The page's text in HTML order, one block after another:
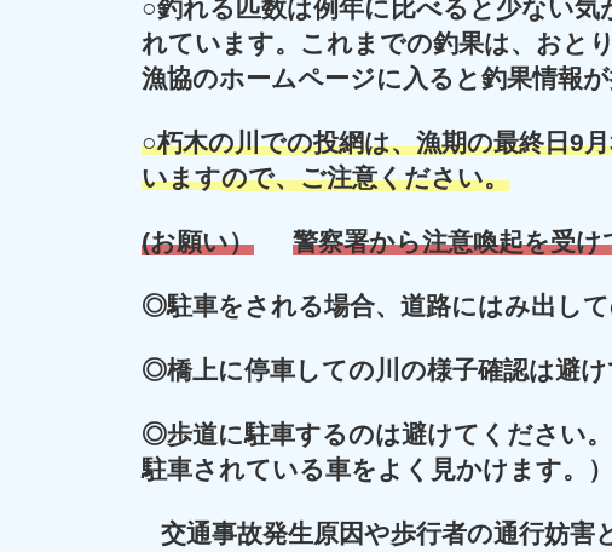
○釣れる匹数は例年に比べると少ない
れています。これまでの釣果は、おと
漁協のホームページに入ると釣果情報が
○朽木の川での投網は、漁期の最終日9
いますので、ご注意ください。
(お願い） 警察署から注意喚起を受け
◎駐車をされる場合、道路にはみ出し
◎橋上に停車しての川の様子確認は避け
◎歩道に駐車するのは避けてください
駐車されている車をよく見かけます。）
交通事故発生原因や歩行者の通行妨